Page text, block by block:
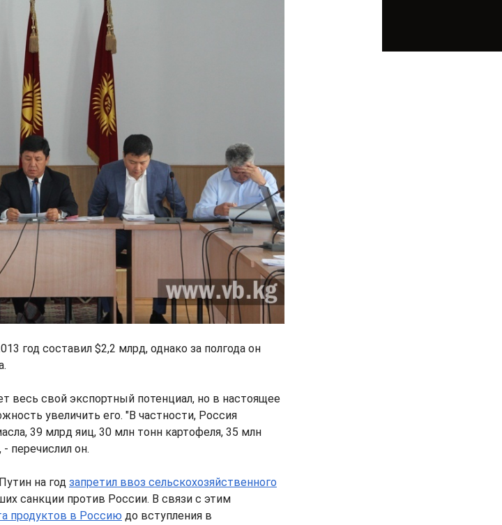
год составил $2,2 млрд, однако за полгода он
весь свой экспортный потенциал, но в настоящее
увеличить его. "В частности, Россия
39 млрд яиц, 30 млн тонн картофеля, 35 млн
перечислил он.
на год запретил ввоз сельскохозяйственного
санкции против России. В связи с этим
продуктов в Россию до вступления в